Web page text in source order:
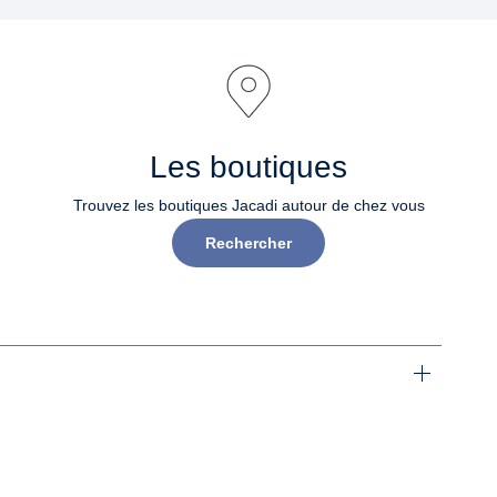
Les boutiques
Trouvez les boutiques Jacadi autour de chez vous
Rechercher